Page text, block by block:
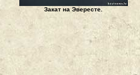
Закат на Эвересте.